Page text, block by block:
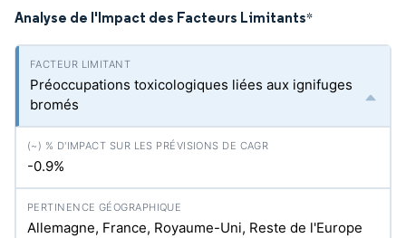
Analyse de l'Impact des Facteurs Limitants*
Préoccupations toxicologiques liées aux ignifuges
bromés
-0.9%
Allemagne, France, Royaume-Uni, Reste de l'Europe